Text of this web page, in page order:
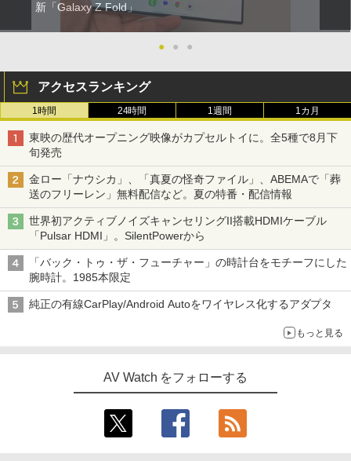
新「Galaxy Z Fold」
● ● ●
アクセスランキング
1時間 24時間 1週間 1カ月
東映の歴代オープニング映像がカプセルトイに。全5種で8月下
旬発売
金ロー「ナウシカ」、「真夏の怪奇ファイル」、ABEMAで「葬
送のフリーレン」無料配信など。夏の特番・配信情報
世界初アクティブノイズキャンセリングII搭載HDMIケーブル
「Pulsar HDMI」。SilentPowerから
「バック・トゥ・ザ・フューチャー」の時計台をモチーフにした
腕時計。1985本限定
純正の有線CarPlay/Android Autoをワイヤレス化するアダプタ
もっと見る
AV Watch をフォローする